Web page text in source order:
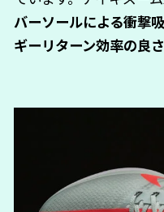
バーソールによる衝撃
ギーリターン効率の良さ